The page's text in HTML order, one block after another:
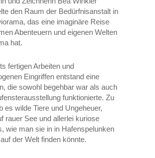
den Raum der Bedürfnisanstalt in
das eine imaginäre Reise
Abenteuern und eigenen Welten
hat.
fertigen Arbeiten und
Eingriffen entstand eine
die sowohl begehbar war als auch
funktionierte. Zu
es wilde Tiere und Ungeheuer,
rauer See und allerlei kuriose
wie man sie in in Hafenspelunken
der Welt finden könnte.